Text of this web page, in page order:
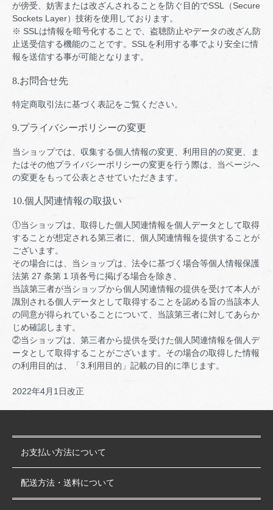
が傍受、妨害または改ざんされることを防ぐ目的でSSL（Secure
Sockets Layer）技術を使用しております。
※ SSLは情報を暗号化することで、盗聴防止やデータの改ざん防
止送受信する機能のことです。SSLを利用する事でより安全に情
報を送信する事が可能となります。
8.お問合せ先
特定商取引法に基づく表記をご覧ください。
9.プライバシーポリシーの変更
当ショップでは、収集する個人情報の変更、利用目的の変更、ま
たはその他プライバシーポリシーの変更を行う際は、当ページへ
の変更をもって公表とさせていただきます。
10.個人関連情報の取扱い
①当ショップは、取得した個人関連情報を個人データとして取得
することが想定される第三者に、個人関連情報を提供することが
ございます。
その場合には、当ショップは、法令に基づく場合等個人情報保護
法第 27 条第 1 項各号に掲げる場合を除き、
当該第三者が当ショップから個人関連情報の提供を受けて本人が
識別される個人データとして取得することを認める旨の当該本人
の同意が得られていることについて、当該第三者に対してあらか
じめ確認します。
②当ショップは、第三者から提供を受けた個人関連情報を個人デ
ータとして取得することがございます。その場合の取得した情報
の利用目的は、「3.利用目的」記載の目的に準じます。
2022年4月1日改正
お支払い方法について
配送方法・送料について